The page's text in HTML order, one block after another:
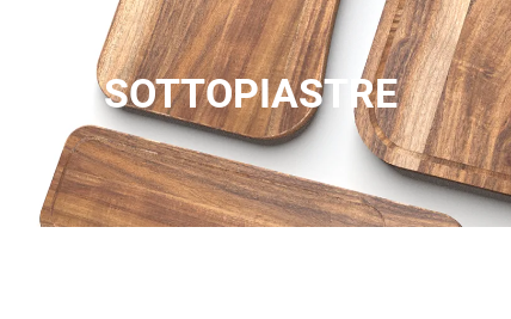
SOTTOPIASTRE